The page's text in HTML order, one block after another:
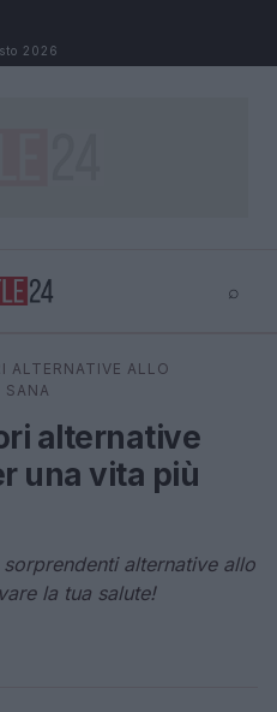
2026
⌕
ALTERNATIVE ALLO
SANA
alternative
una vita più
alternative allo
la tua salute!